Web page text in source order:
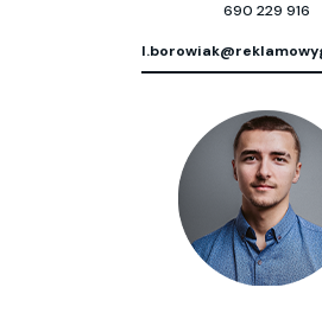
690 229 916